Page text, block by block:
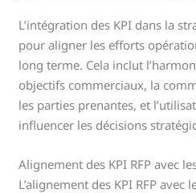
L’intégration des KPI dans la
pour aligner les efforts
long terme. Cela inclut
objectifs commerciaux, la
les parties prenantes, et
influencer les décisions
Alignement des KPI RFP avec
L’alignement des KPI RFP